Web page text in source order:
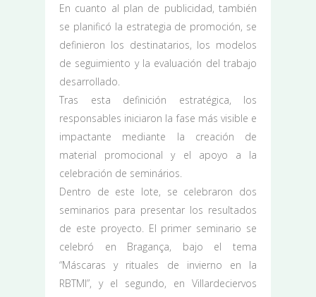
En cuanto al plan de publicidad, también
se planificó la estrategia de promoción, se
definieron los destinatarios, los modelos
de seguimiento y la evaluación del trabajo
desarrollado.
Tras esta definición estratégica, los
responsables iniciaron la fase más visible e
impactante mediante la creación de
material promocional y el apoyo a la
celebración de seminários.
Dentro de este lote, se celebraron dos
seminarios para presentar los resultados
de este proyecto. El primer seminario se
celebró en Bragança, bajo el tema
“Máscaras y rituales de invierno en la
RBTMI”, y el segundo, en Villardeciervos